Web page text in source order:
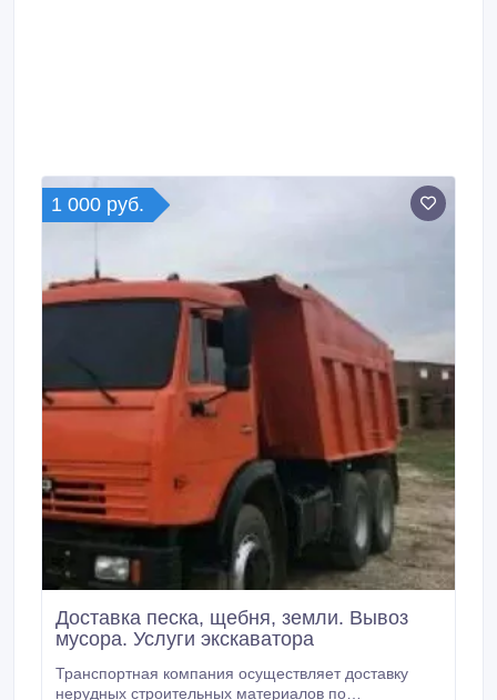
1 000 руб.
Доставка песка, щебня, земли. Вывоз
мусора. Услуги экскаватора
Транспортная компания осуществляет доставку
нерудных строительных материалов по